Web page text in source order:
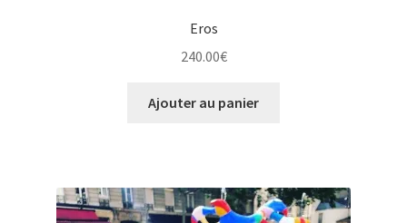
Eros
240.00€
Ajouter au panier